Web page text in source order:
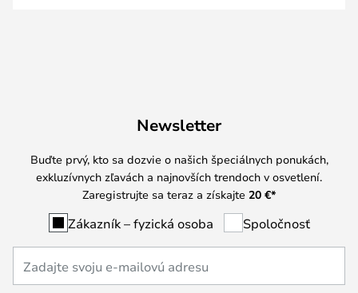
Newsletter
Buďte prvý, kto sa dozvie o našich špeciálnych ponukách,
exkluzívnych zľavách a najnovších trendoch v osvetlení.
Zaregistrujte sa teraz a získajte 20 €*
Zákazník – fyzická osoba Spoločnosť